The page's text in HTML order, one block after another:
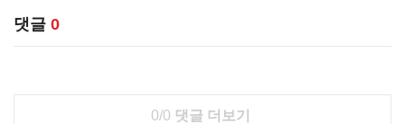
댓글 0
0/0 댓글 더보기